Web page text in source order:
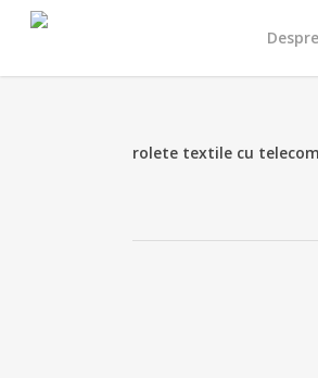
rolete textile cu